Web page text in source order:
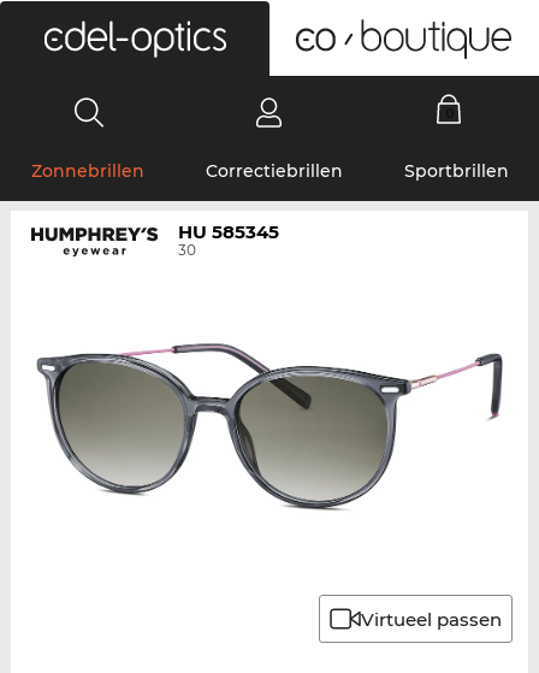
Zonnebrillen Correctiebrillen Sportbrillen
HU 585345
30
Virtueel passen